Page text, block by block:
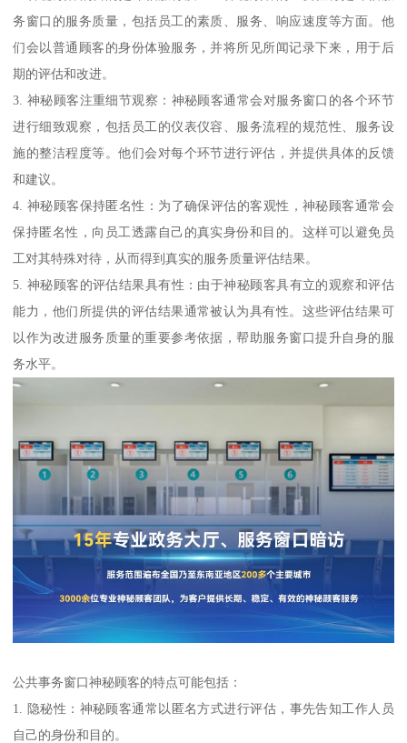
务窗口的服务质量，包括员工的素质、服务、响应速度等方面。他
们会以普通顾客的身份体验服务，并将所见所闻记录下来，用于后
期的评估和改进。
3. 神秘顾客注重细节观察：神秘顾客通常会对服务窗口的各个环节
进行细致观察，包括员工的仪表仪容、服务流程的规范性、服务设
施的整洁程度等。他们会对每个环节进行评估，并提供具体的反馈
和建议。
4. 神秘顾客保持匿名性：为了确保评估的客观性，神秘顾客通常会
保持匿名性，向员工透露自己的真实身份和目的。这样可以避免员
工对其特殊对待，从而得到真实的服务质量评估结果。
5. 神秘顾客的评估结果具有性：由于神秘顾客具有立的观察和评估
能力，他们所提供的评估结果通常被认为具有性。这些评估结果可
以作为改进服务质量的重要参考依据，帮助服务窗口提升自身的服
务水平。
公共事务窗口神秘顾客的特点可能包括：
1. 隐秘性：神秘顾客通常以匿名方式进行评估，事先告知工作人员
自己的身份和目的。